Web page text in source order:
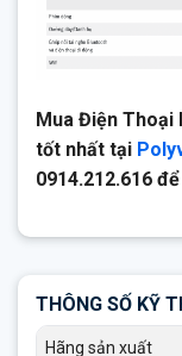
Mua Điện Thoại
tốt nhất tại
0914.212.616
THÔNG SỐ KỸ
Hãng sản xuất